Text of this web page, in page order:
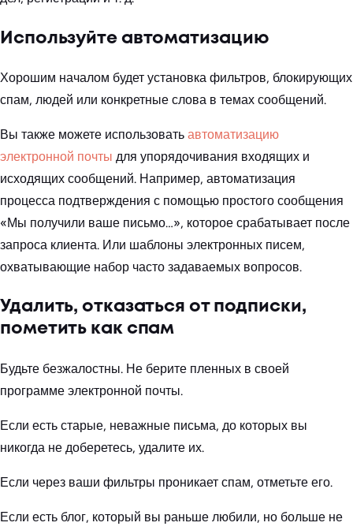
Используйте автоматизацию
Хорошим началом будет установка фильтров, блокирующих
спам, людей или конкретные слова в темах сообщений.
Вы также можете использовать автоматизацию
электронной почты для упорядочивания входящих и
исходящих сообщений. Например, автоматизация
процесса подтверждения с помощью простого сообщения
«Мы получили ваше письмо…», которое срабатывает после
запроса клиента. Или шаблоны электронных писем,
охватывающие набор часто задаваемых вопросов.
Удалить, отказаться от подписки,
пометить как спам
Будьте безжалостны. Не берите пленных в своей
программе электронной почты.
Если есть старые, неважные письма, до которых вы
никогда не доберетесь, удалите их.
Если через ваши фильтры проникает спам, отметьте его.
Если есть блог, который вы раньше любили, но больше не